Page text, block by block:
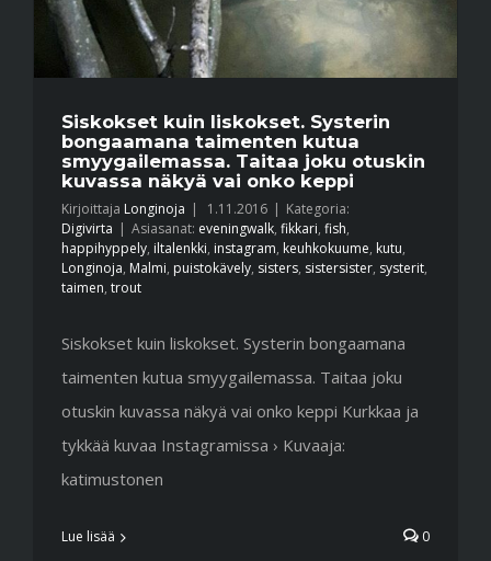
Siskokset kuin liskokset. Systerin
bongaamana taimenten kutua
smyygailemassa. Taitaa joku otuskin
kuvassa näkyä vai onko keppi
Kirjoittaja Longinoja 1.11.2016
Kategoria:
Digivirta
Asiasanat: eveningwalk, fikkari, fish,
happihyppely, iltalenkki, instagram, keuhkokuume, kutu,
Longinoja, Malmi, puistokävely, sisters, sistersister, systerit,
taimen, trout
Siskokset kuin liskokset. Systerin bongaamana
taimenten kutua smyygailemassa. Taitaa joku
otuskin kuvassa näkyä vai onko keppi Kurkkaa ja
tykkää kuvaa Instagramissa › Kuvaaja:
katimustonen
Lue lisää 0